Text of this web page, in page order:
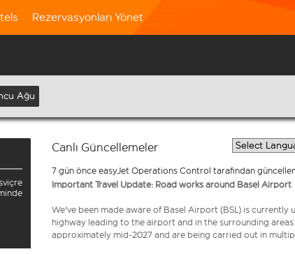
Rezervasyonları Yönet
Ağu
Canlı Güncellemeler
7 gün önce easyJet Operations Control tarafından
Important Travel Update: Road works around Basel Airport
We've been made aware of Basel Airport (BSL) is
highway leading to the airport and in the surrounding
approximately mid-2027 and are being carried out in